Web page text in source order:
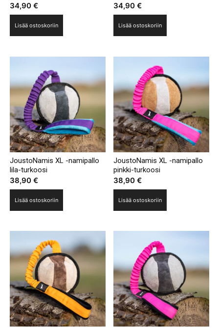
34,90 €
Lisää ostoskoriin
34,90€
Lisää ostoskoriin
JoustoNamis XL -namipallo
lila-turkoosi
38,90 €
Lisää ostoskoriin
JoustoNamis XL -namipallo
pinkki-turkoosi
38,90€
Lisää ostoskoriin